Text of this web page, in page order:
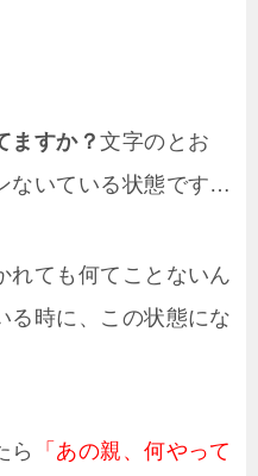
ますか？文字のとお
ないている状態です…
れても何てことないん
る時に、この状態にな
ら
「あの親、何やって